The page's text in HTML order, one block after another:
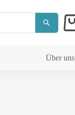
Über uns